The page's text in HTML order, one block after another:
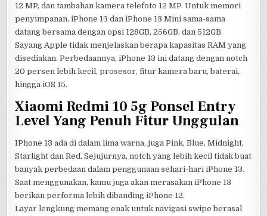
12 MP, dan tambahan kamera telefoto 12 MP. Untuk memori
penyimpanan, iPhone 13 dan iPhone 13 Mini sama-sama
datang bersama dengan opsi 128GB, 256GB, dan 512GB.
Sayang Apple tidak menjelaskan berapa kapasitas RAM yang
disediakan. Perbedaannya, iPhone 13 ini datang dengan notch
20 persen lebih kecil, prosesor, fitur kamera baru, baterai,
hingga iOS 15.
Xiaomi Redmi 10 5g Ponsel Entry
Level Yang Penuh Fitur Unggulan
IPhone 13 ada di dalam lima warna, juga Pink, Blue, Midnight,
Starlight dan Red. Sejujurnya, notch yang lebih kecil tidak buat
banyak perbedaan dalam penggunaan sehari-hari iPhone 13.
Saat menggunakan, kamu juga akan merasakan iPhone 13
berikan performa lebih dibanding iPhone 12.
Layar lengkung memang enak untuk navigasi swipe berasal